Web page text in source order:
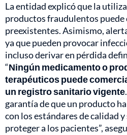
La entidad explicó que la
productos fraudulentos
preexistentes. Asimismo,
ya que pueden provocar
incluso derivar en pérdida
“Ningún medicamento o
terapéuticos puede
un registro sanitario vigente
garantía de que un producto
con los estándares de calidad
proteger a los pacientes”,